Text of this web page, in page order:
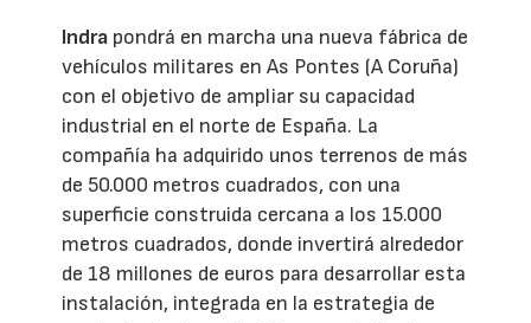
Indra pondrá en marcha una nueva fábrica de
vehículos militares en As Pontes (A Coruña)
con el objetivo de ampliar su capacidad
industrial en el norte de España. La
compañía ha adquirido unos terrenos de más
de 50.000 metros cuadrados, con una
superficie construida cercana a los 15.000
metros cuadrados, donde invertirá alrededor
de 18 millones de euros para desarrollar esta
instalación, integrada en la estrategia de